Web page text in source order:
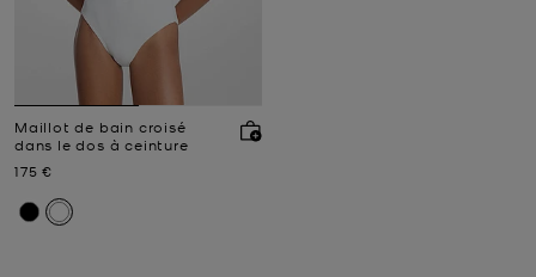
Maillot de bain croisé
dans le dos à ceinture
Prix actuel
175 €